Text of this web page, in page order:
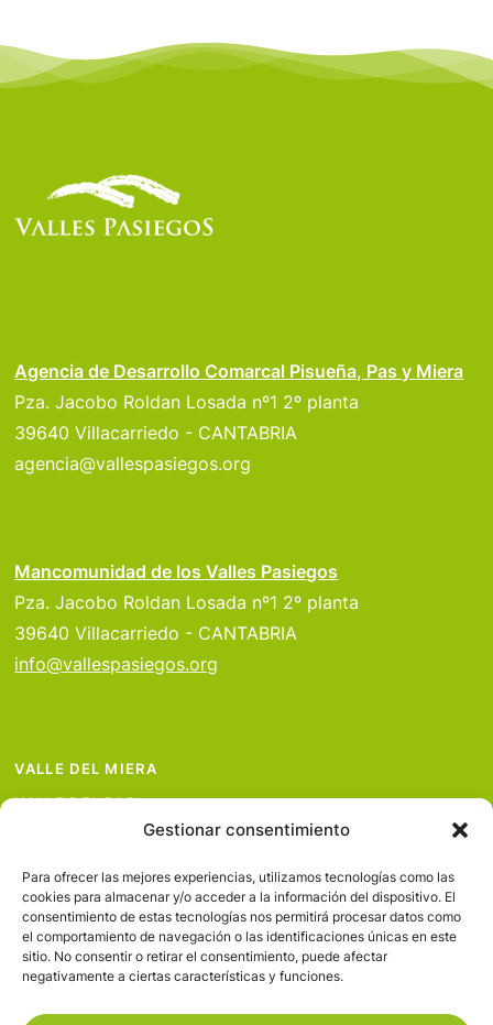
Gestionar consentimiento
Para ofrecer las mejores experiencias, utilizamos tecnologías como las
cookies para almacenar y/o acceder a la información del dispositivo. El
consentimiento de estas tecnologías nos permitirá procesar datos como
el comportamiento de navegación o las identificaciones únicas en este
sitio. No consentir o retirar el consentimiento, puede afectar
negativamente a ciertas características y funciones.
Agencia de Desarrollo Comarcal Pisueña, Pas y Miera
Pza. Jacobo Roldan Losada nº1 2º planta
39640 Villacarriedo - CANTABRIA
agencia@vallespasiegos.org
Mancomunidad de los Valles Pasiegos
Pza. Jacobo Roldan Losada nº1 2º planta
39640 Villacarriedo - CANTABRIA
info@vallespasiegos.org
VALLE DEL MIERA
VALLE DEL PAS
VALLE DEL PISUEÑA
PROYECTOS
SERVICIOS
AVISO LEGAL